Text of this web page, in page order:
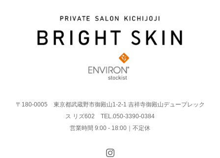
〒180-0005 東京都武蔵野市御殿山1-2-1 吉祥寺御殿山デュープレック
ス リズ602 TEL.050-3390-0384
営業時間 9:00 - 18:00｜不定休